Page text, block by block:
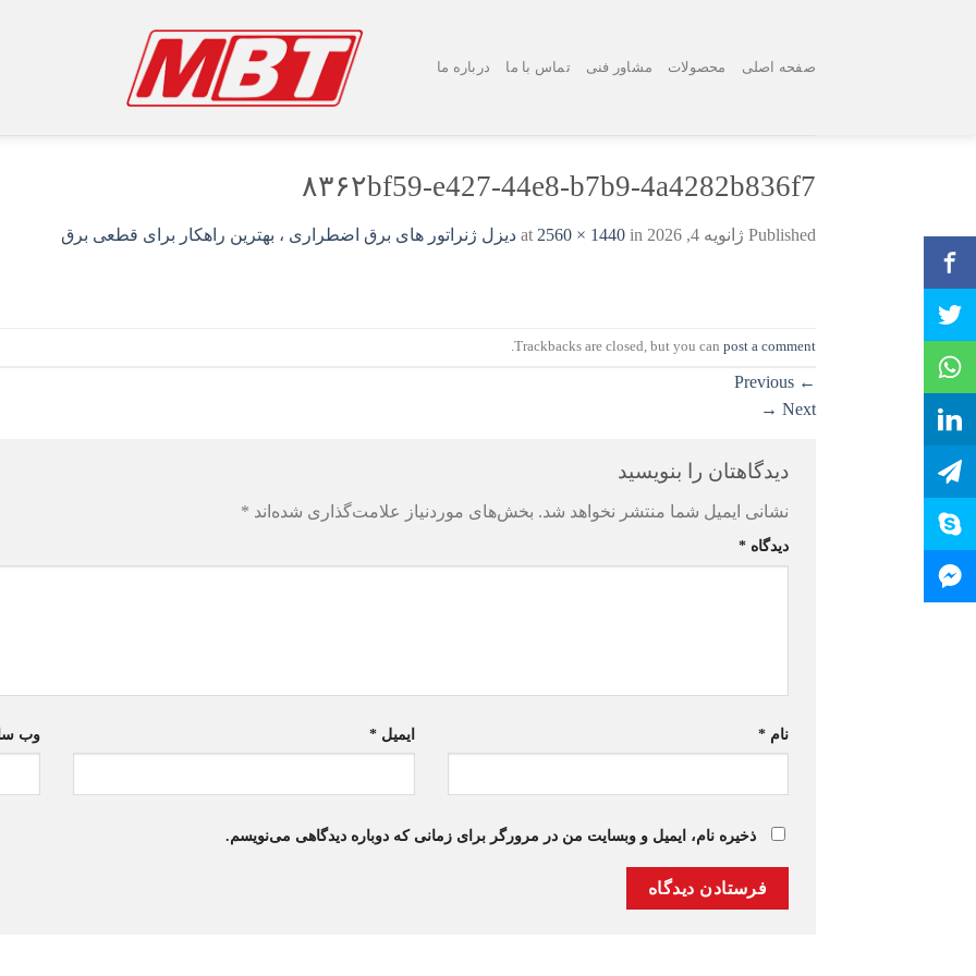
صفحه اصلی محصولات مشاور فنی تماس با ما درباره ما
۸۳۶۲bf59-e427-44e8-b7b9-4a4282b836f7
Published ژانویه 4, 2026 2560 × 1440 in دیزل ژنراتور های برق اضطراری ، بهترین راهکار برای قطعی برق
Trackbacks are closed, but you can post a comment
.
←
Next
→
دیدگاهتان را بنویسید
نشانی ایمیل شما منتشر نخواهد شد. بخش‌های موردنیاز علامت‌گذاری شده‌اند *
دیدگاه *
نام * ایمیل* وب‌
ذخیره نام، ایمیل و وبسایت من در مرورگر برای زمانی که دوباره دیدگاهی می‌نویسم.